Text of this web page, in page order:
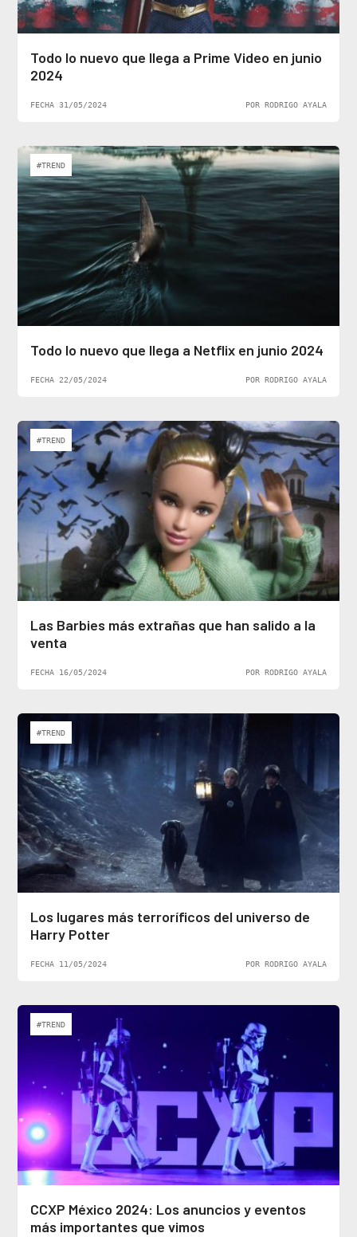
Todo lo nuevo que llega a Prime Video en junio
2024
FECHA 31/05/2024 POR RODRIGO AYALA
#TREND
Todo lo nuevo que llega a Netflix en junio 2024
FECHA 22/05/2024 POR RODRIGO AYALA
#TREND
Las Barbies más extrañas que han salido a la
venta
FECHA 16/05/2024 POR RODRIGO AYALA
#TREND
Los lugares más terroríficos del universo de
Harry Potter
FECHA 11/05/2024 POR RODRIGO AYALA
#TREND
CCXP México 2024: Los anuncios y eventos
más importantes que vimos